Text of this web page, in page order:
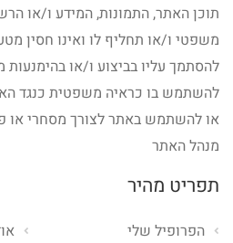
תוכן האתר, התמונות, המידע ו/או
משפטי ו/או תחליף לו ואינו חסין
להסתמך עליו בביצוע ו/או
להשתמש בו כראיה משפטית כנגד
או להשתמש באתר לצורך מסחרי או
מנהל האתר
תפריט מהיר
הפרופיל שלי